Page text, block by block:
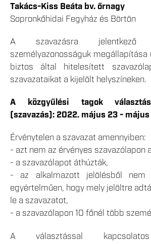
Takács-Kiss Beáta bv. őrnagy
Sopronkőhidai Fegyház és Börtön
A szavazásra
személyazonosságuk megállapítása
biztos által hitelesített
szavazataikat a kijelölt helyszíneken.
A közgyűlési tagok
(szavazás): 2022. május 23 - május
Érvénytelen a szavazat amennyiben:
- azt nem az érvényes szavazólapon
- a szavazólapot áthúzták,
- az alkalmazott jelölésből nem
egyértelműen, hogy mely jelöltre
le a szavazatot,
- a szavazólapon 10 főnél több
A választással